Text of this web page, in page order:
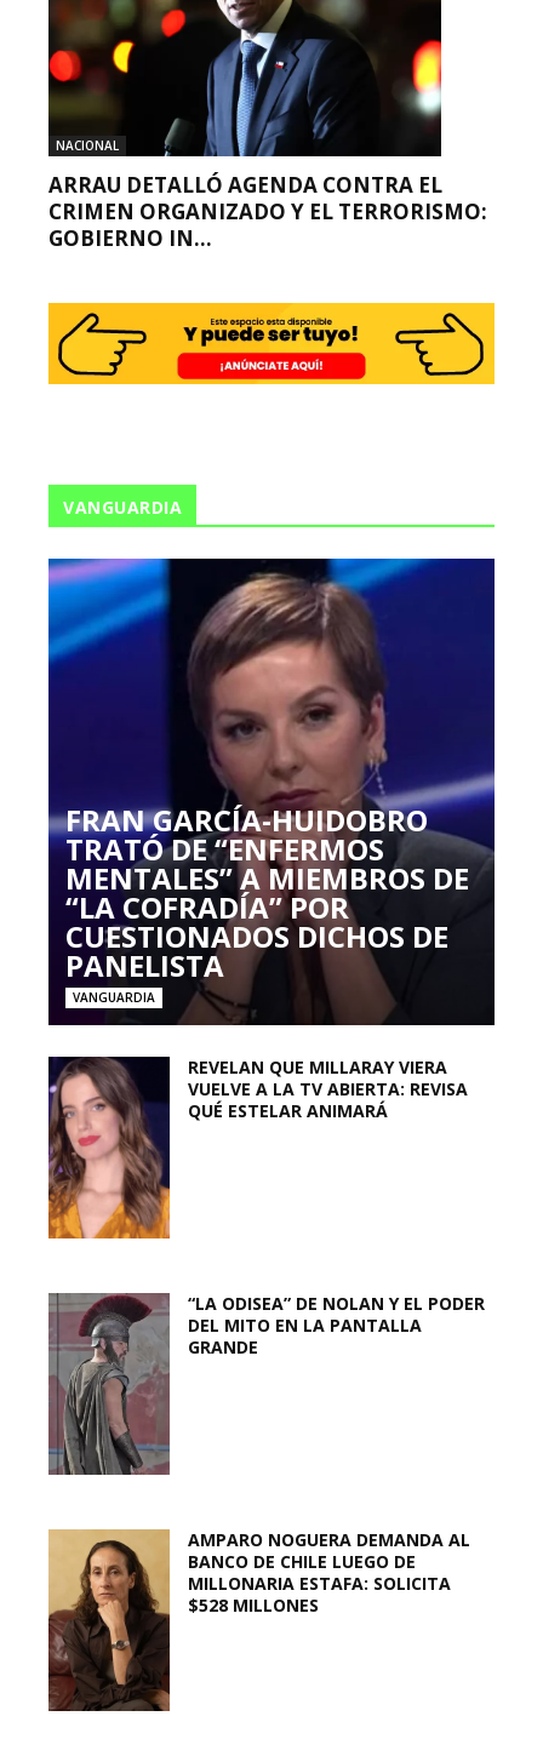
NACIONAL
ARRAU DETALLÓ AGENDA CONTRA EL
CRIMEN ORGANIZADO Y EL TERRORISMO:
GOBIERNO IN...
VANGUARDIA
FRAN GARCÍA-HUIDOBRO
TRATÓ DE “ENFERMOS
MENTALES” A MIEMBROS DE
“LA COFRADÍA” POR
CUESTIONADOS DICHOS DE
PANELISTA
VANGUARDIA
REVELAN QUE MILLARAY VIERA
VUELVE A LA TV ABIERTA: REVISA
QUÉ ESTELAR ANIMARÁ
“LA ODISEA” DE NOLAN Y EL PODER
DEL MITO EN LA PANTALLA
GRANDE
AMPARO NOGUERA DEMANDA AL
BANCO DE CHILE LUEGO DE
MILLONARIA ESTAFA: SOLICITA
$528 MILLONES